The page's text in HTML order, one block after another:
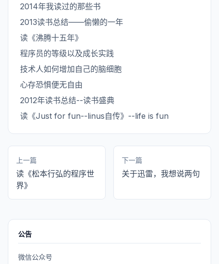
2014年我读过的那些书
2013读书总结——偷懒的一年
读《沸腾十五年》
程序员的等级以及成长实践
技术人如何增加自己的脑细胞
心存恐惧便无自由
2012年读书总结--读书盛典
读《Just for fun--linus自传》--life is fun
上一篇
读《松本行弘的程序世
界》
下一篇
关于迅雷，我想说两句
公告
微信公众号